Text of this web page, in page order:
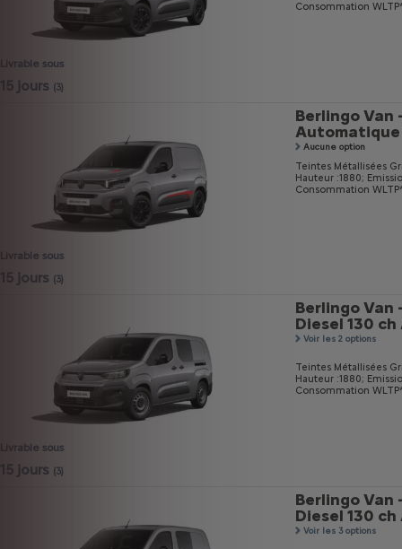
Livrable sous
15 jours (3)
Consommation
Livrable sous
15 jours (3)
Berlingo Van
Automatique
Aucune option
Teintes Métallisées
Hauteur :1880;
Consommation
Livrable sous
15 jours (3)
Berlingo Van
Diesel 130
Voir les 2 options
Teintes Métallisées
Hauteur :1880;
Consommation
Berlingo Van
Diesel 130
Voir les 3 options